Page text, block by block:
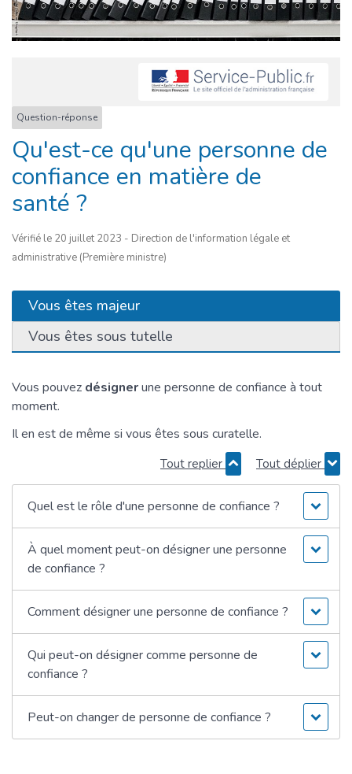
Question-réponse
Qu'est-ce qu'une personne de
confiance en matière de
santé ?
Vérifié le 20 juillet 2023 - Direction de l'information légale et
administrative (Première ministre)
Vous êtes majeur
Vous êtes sous tutelle
Vous pouvez désignerune personne de confiance à tout
moment.
Il en est de même si vous êtes sous curatelle.
Tout replier Tout déplier
Quel est le rôle d'une personne de confiance ?
À quel moment peut-on désigner une personne
de confiance ?
Comment désigner une personne de confiance ?
Qui peut-on désigner comme personne de
confiance ?
Peut-on changer de personne de confiance ?